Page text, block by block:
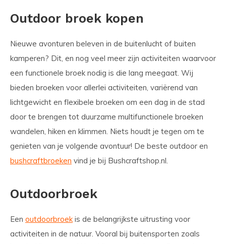
Outdoor broek kopen
Nieuwe avonturen beleven in de buitenlucht of buiten
kamperen? Dit, en nog veel meer zijn activiteiten waarvoor
een functionele broek nodig is die lang meegaat. Wij
bieden broeken voor allerlei activiteiten, variërend van
lichtgewicht en flexibele broeken om een dag in de stad
door te brengen tot duurzame multifunctionele broeken
wandelen, hiken en klimmen. Niets houdt je tegen om te
genieten van je volgende avontuur! De beste outdoor en
bushcraftbroeken vind je bij Bushcraftshop.nl.
Outdoorbroek
Een outdoorbroekis de belangrijkste uitrusting voor
activiteiten in de natuur. Vooral bij buitensporten zoals